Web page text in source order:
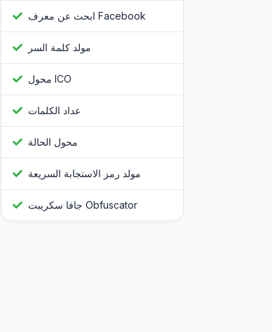
ابحث عن معرف Facebook
مولد كلمة السر
محول ICO
عداد الكلمات
محول الحالة
مولد رمز الاستجابة السريعة
جافا سكريبت Obfuscator